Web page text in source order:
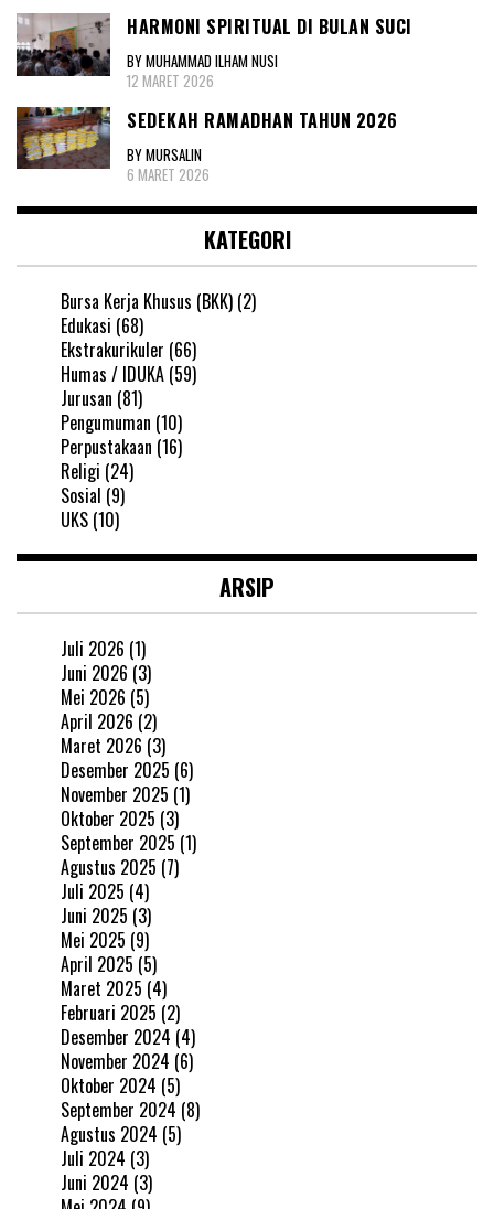
HARMONI SPIRITUAL DI BULAN SUCI
BY MUHAMMAD ILHAM NUSI
12 MARET 2026
SEDEKAH RAMADHAN TAHUN 2026
BY MURSALIN
6 MARET 2026
KATEGORI
Bursa Kerja Khusus (BKK) (2)
Edukasi (68)
Ekstrakurikuler (66)
Humas / IDUKA (59)
Jurusan (81)
Pengumuman (10)
Perpustakaan (16)
Religi (24)
Sosial (9)
UKS (10)
ARSIP
Juli 2026 (1)
Juni 2026 (3)
Mei 2026 (5)
April 2026 (2)
Maret 2026 (3)
Desember 2025 (6)
November 2025 (1)
Oktober 2025 (3)
September 2025 (1)
Agustus 2025 (7)
Juli 2025 (4)
Juni 2025 (3)
Mei 2025 (9)
April 2025 (5)
Maret 2025 (4)
Februari 2025 (2)
Desember 2024 (4)
November 2024 (6)
Oktober 2024 (5)
September 2024 (8)
Agustus 2024 (5)
Juli 2024 (3)
Juni 2024 (3)